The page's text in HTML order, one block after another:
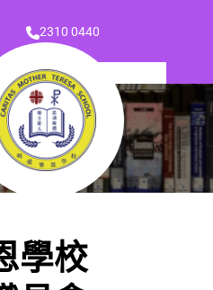
2310 0440
學校